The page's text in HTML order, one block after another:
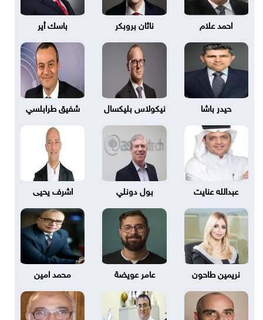
احمد علام ناثان بروبكر باسك أير
حيدر باشا نيكولاس بليكسال شفيق طرابلسي
عبدالله عنايت بول دونلي اشرف يحيى
نريمين طاحون عامر عويضة محمد امين